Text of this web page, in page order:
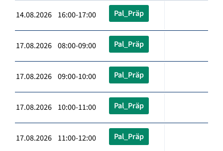
14.08.2026 16:00-17:00 Pal_Präp
17.08.2026 08:00-09:00 Pal_Präp
17.08.2026 09:00-10:00 Pal_Präp
17.08.2026 10:00-11:00 Pal_Präp
17.08.2026 11:00-12:00 Pal_Präp